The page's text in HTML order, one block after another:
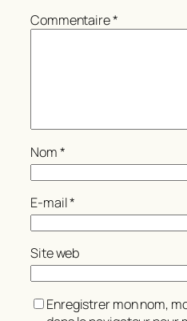
Commentaire*
Nom*
E-mail*
Site web
Enregistrer mon nom,